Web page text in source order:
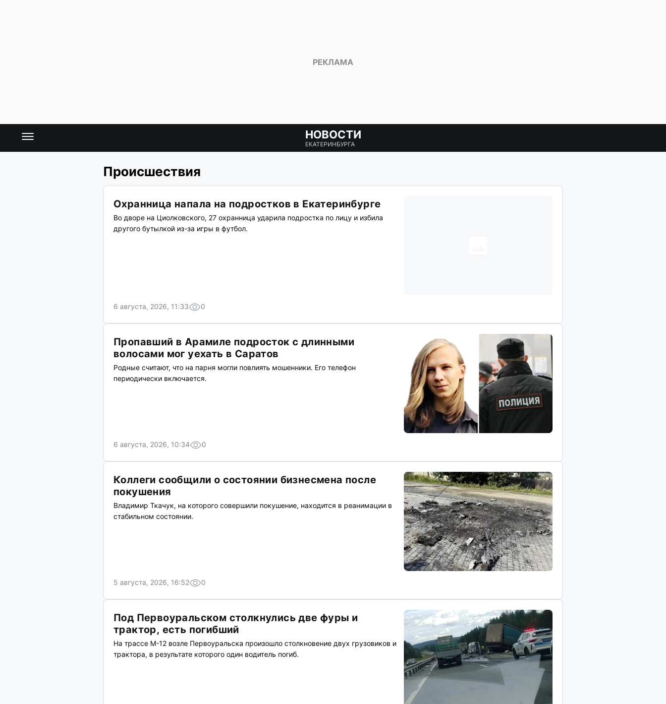
НОВОСТИ
ЕКАТЕРИНБУРГА
Происшествия
Охранница напала на подростков в Екатеринбурге
Во дворе на Циолковского, 27 охранница ударила подростка по лицу и избила
другого бутылкой из-за игры в футбол.
6 августа, 2026, 11:33 0
Пропавший в Арамиле подросток с длинными
волосами мог уехать в Саратов
Родные считают, что на парня могли повлиять мошенники. Его телефон
периодически включается.
6 августа, 2026, 10:34 0
Коллеги сообщили о состоянии бизнесмена после
покушения
Владимир Ткачук, на которого совершили покушение, находится в реанимации в
стабильном состоянии.
5 августа, 2026, 16:52 0
Под Первоуральском столкнулись две фуры и
трактор, есть погибший
На трассе М-12 возле Первоуральска произошло столкновение двух грузовиков и
трактора, в результате которого один водитель погиб.